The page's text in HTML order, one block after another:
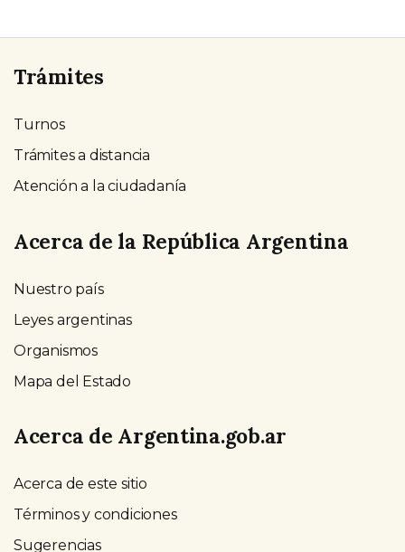
Trámites
Turnos
Trámites a distancia
Atención a la ciudadanía
Acerca de la República Argentina
Nuestro país
Leyes argentinas
Organismos
Mapa del Estado
Acerca de Argentina.gob.ar
Acerca de este sitio
Términos y condiciones
Sugerencias